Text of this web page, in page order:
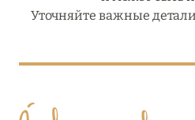
Уточняйте важные